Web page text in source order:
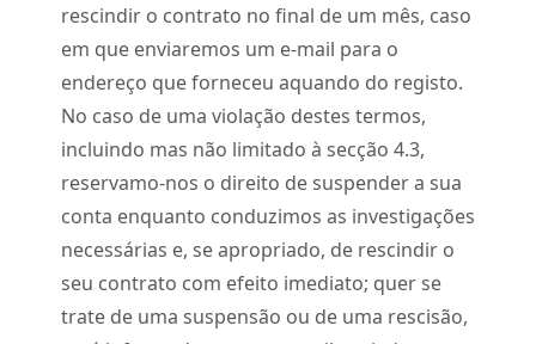
rescindir o contrato no final de um mês, caso
em que enviaremos um e-mail para o
endereço que forneceu aquando do registo.
No caso de uma violação destes termos,
incluindo mas não limitado à secção 4.3,
reservamo-nos o direito de suspender a sua
conta enquanto conduzimos as investigações
necessárias e, se apropriado, de rescindir o
seu contrato com efeito imediato; quer se
trate de uma suspensão ou de uma rescisão,